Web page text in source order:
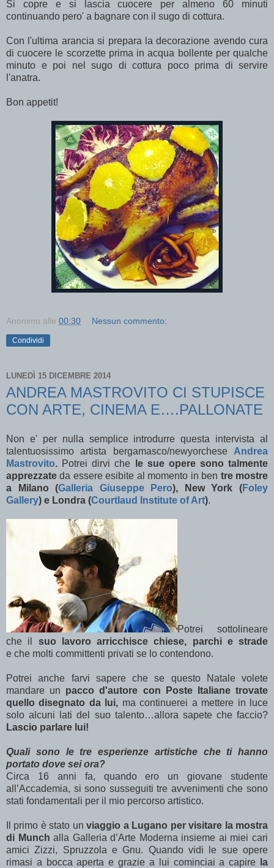
Si copre e si lascia cuocere per almeno 60 minuti
continuando pero' a bagnare con il sugo di cottura.
Con l'ultima arancia si prepara la decorazione avendo cura
di cuocere le scorzette prima in acqua bollente per qualche
minuto e poi nel sugo di cottura poco prima di servire
l'anatra.
Bon appetit!
Anonimo alle 00:30 Nessun commento:
Condividi
LUNEDÌ 15 DICEMBRE 2014
ANDREA MASTROVITO CI STUPISCE
CON ARTE, CINEMA E….PALLONATE
Non e' per nulla semplice introdurre questa intervista al
talentuosissimo artista bergamasco/newyorchese Andrea
Mastrovito. Potrei dirvi che
le sue opere sono talmente
apprezzateda essere esibite al momento in ben tre mostre
a Milano (Galleria Giuseppe Pero), New York (Foley
Gallery) e Londra (Courtlaud Institute of Art).
Potrei sottolineare
che il suo lavoro arricchisce chiese, parchi e strade
e che molti committenti privati se lo contendono.
Potrei anche farvi sapere che se questo Natale volete
mandare un pacco d'autore con Poste Italiane trovate
quello disegnato da lui, ma continuerei a mettere in luce
solo alcuni lati del suo talento…allora sapete che faccio?
Lascio parlare lui!
Quali sono le tre esperienze artistiche che ti hanno
portato dove sei ora?
Circa 16 anni fa, quando ero un giovane studente
all’Accademia, si sono susseguiti tre avvenimenti che sono
stati fondamentali per il mio percorso artistico.
Il primo è stato unviaggio a Lugano per visitare la mostra
di Munch alla Galleria d’Arte Moderna insieme ai miei cari
amici Zizzi, Spruzzola e Gnu. Quando vidi le sue opere
rimasi a bocca aperta e grazie a lui cominciai a capire
la